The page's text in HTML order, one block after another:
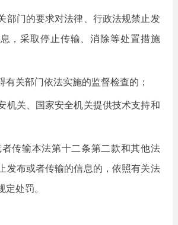
部门的要求对法律、行政法规禁止发
，采取停止传输、消除等处置措施
有关部门依法实施的监督检查的；
机关、国家安全机关提供技术支持和
传输本法第十二条第二款和其他法
发布或者传输的信息的，依照有关法
处罚。